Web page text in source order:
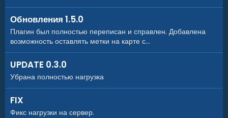
Обновления 1.5.0
Плагин был полностью переписан и справлен. Добавлена
возможность оставлять метки на карте с...
UPDATE 0.3.0
Убрана полностью нагрузка
FIX
Фикс нагрузки на сервер.